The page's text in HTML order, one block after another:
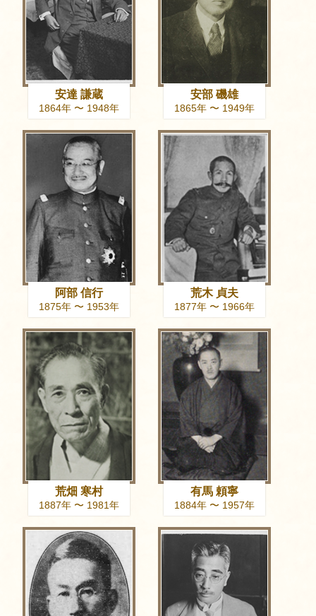
安達 謙蔵
1864年 〜 1948年
安部 磯雄
1865年 〜 1949年
阿部 信行
1875年 〜 1953年
荒木 貞夫
1877年 〜 1966年
荒畑 寒村
1887年 〜 1981年
有馬 頼寧
1884年 〜 1957年